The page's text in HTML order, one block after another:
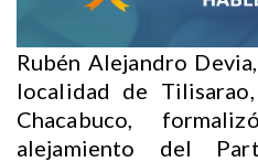
Rubén Alejandro
localidad de
Chacabuco,
alejamiento del